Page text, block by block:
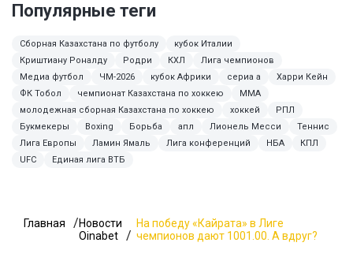
Популярные теги
Сборная Казахстана по футболу
кубок Италии
Криштиану Роналду
Родри КХЛ
Лига чемпионов
Медиа футбол
ЧМ-2026 кубок Африки сериа а
Харри Кейн
ФК Тобол
чемпионат Казахстана по хоккею
ММА
молодежная сборная Казахстана по хоккею
хоккей
РПЛ
Букмекеры
Boxing Борьба апл Лионель Месси
Теннис
Лига Европы
Ламин Ямаль Лига конференций НБА
КПЛ
UFC
Единая лига ВТБ
Главная
Новости
Oinabet
На победу «Кайрата» в Лиге
чемпионов дают 1001.00. А вдруг?